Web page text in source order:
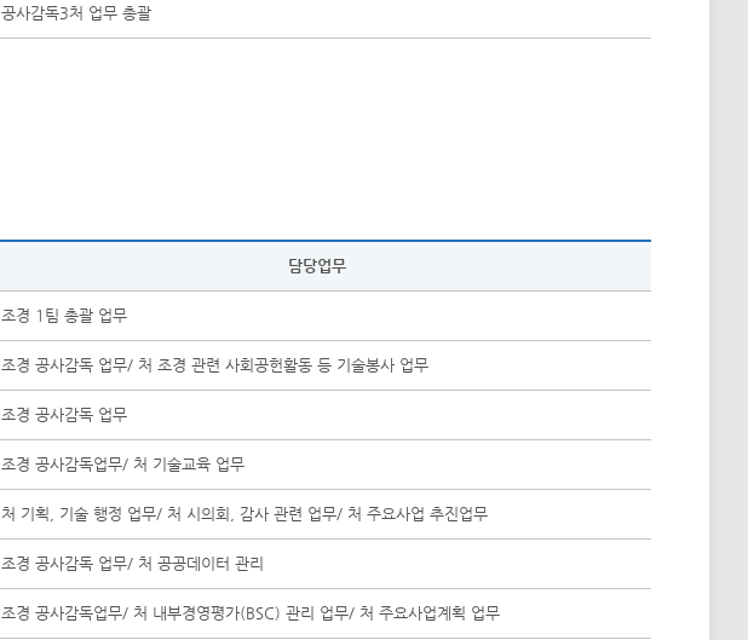
공사감독3처 업무 총괄
담당업무
조경 1팀 총괄 업무
조경 공사감독 업무/ 처 조경 관련 사회공헌활동 등 기술봉사 업무
조경 공사감독 업무
조경 공사감독업무/ 처 기술교육 업무
처 기획, 기술 행정 업무/ 처 시의회, 감사 관련 업무/ 처 주요사업 추진업무
조경 공사감독 업무/ 처 공공데이터 관리
조경 공사감독업무/ 처 내부경영평가(BSC) 관리 업무/ 처 주요사업계획 업무